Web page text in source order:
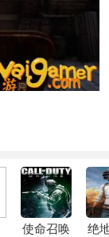
使命召唤 绝